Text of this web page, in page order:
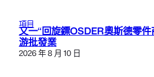
項目
又一“回旋鏢OSDER奧斯德零件
游批發業
2026 年 8 月 10 日